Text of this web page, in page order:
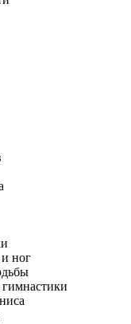
ног